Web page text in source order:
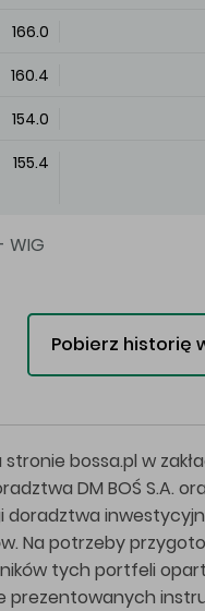
166.0
160.4
154.0
155.4
WIG
Pobierz historię
bossa.pl w
DM BOŚ S.A.
doradztwa
Na potrzeby
tych portfeli
prezentowanych